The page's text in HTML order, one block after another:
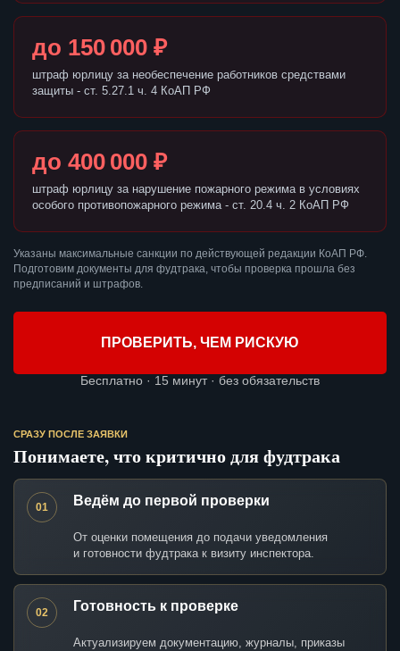
до 150 000 ₽
штраф юрлицу за необеспечение работников средствами
защиты - ст. 5.27.1 ч. 4 КоАП РФ
до 400 000 ₽
штраф юрлицу за нарушение пожарного режима в условиях
особого противопожарного режима - ст. 20.4 ч. 2 КоАП РФ
Указаны максимальные санкции по действующей редакции КоАП РФ.
Подготовим документы для фудтрака, чтобы проверка прошла без
предписаний и штрафов.
ПРОВЕРИТЬ, ЧЕМ РИСКУЮ
Бесплатно · 15 минут · без обязательств
СРАЗУ ПОСЛЕ ЗАЯВКИ
Понимаете, что критично для фудтрака
01 Ведём до первой проверки
От оценки помещения до подачи уведомления
и готовности фудтрака к визиту инспектора.
02 Готовность к проверке
Актуализируем документацию, журналы, приказы